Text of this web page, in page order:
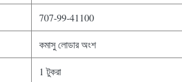
707-99-41100
কমাসু লোডার অংশ
1 টুকরা